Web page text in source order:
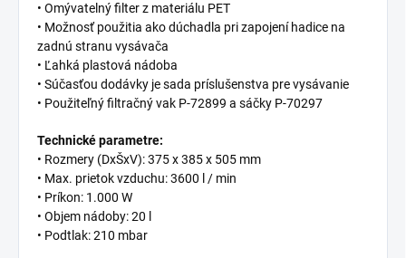
• Omývatelný filter z materiálu PET
• Možnosť použitia ako dúchadla pri zapojení hadice na
zadnú stranu vysávača
• Ľahká plastová nádoba
• Súčasťou dodávky je sada príslušenstva pre vysávanie
• Použiteľný filtračný vak P-72899 a sáčky P-70297
Technické parametre:
• Rozmery (DxŠxV): 375 x 385 x 505 mm
• Max. prietok vzduchu: 3600 l / min
• Príkon: 1.000 W
• Objem nádoby: 20 l
• Podtlak: 210 mbar